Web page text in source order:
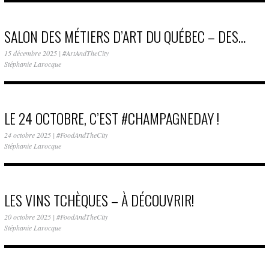
SALON DES MÉTIERS D’ART DU QUÉBEC – DES…
15 décembre 2025 | #ArtAndTheCity
Stéphanie Larocque
LE 24 OCTOBRE, C’EST #CHAMPAGNEDAY !
24 octobre 2025 | #FoodAndTheCity
Stéphanie Larocque
LES VINS TCHÈQUES – À DÉCOUVRIR!
20 octobre 2025 | #FoodAndTheCity
Stéphanie Larocque